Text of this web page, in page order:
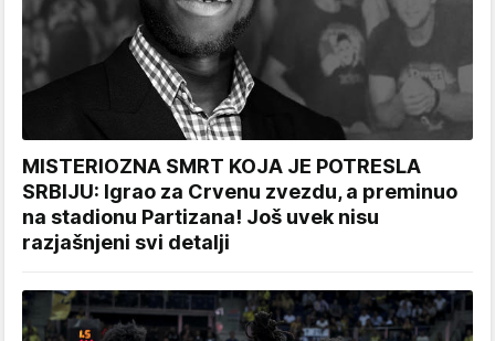
MISTERIOZNA SMRT KOJA JE POTRESLA
SRBIJU: Igrao za Crvenu zvezdu, a preminuo
na stadionu Partizana! Još uvek nisu
razjašnjeni svi detalji